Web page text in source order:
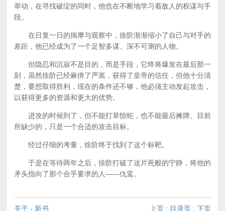
举动，在寻找破绽的同时，他也在不断地学习着敌人的权谋与手
段。
在日复一日的揣摩与观察中，徐阶渐渐缩小了自己与对手的
差距，他已经成为了一个足智多谋、深不可测的人物。
但隐忍和沉寂不是目的，而是手段，它终将爆发在最后那一
刻，虽然徐阶已经麻痹了严嵩，获得了皇帝的信任，但他十分清
楚，要想取得胜利，现在的条件还不够，他必须主动发起攻击，
以获得更多的资源和更大的优势。
进攻的时候到了，但不能打草惊蛇，也不能最后摊牌。目前
所缺少的，只是一个合适的攻击目标。
经过仔细的考量，徐阶终于找到了这个标靶。
于是在等待两年之后，徐阶打破了这片死般的宁静，将他的
矛头指向了那个合乎要求的人——仇鸾。
关于 - 新书 上页 : 目录页 : 下页